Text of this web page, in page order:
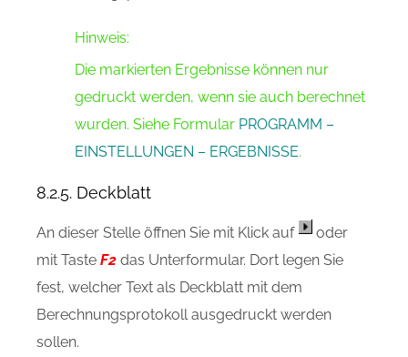
Hinweis:
Die markierten Ergebnisse können nur
gedruckt werden, wenn sie auch berechnet
wurden. Siehe Formular PROGRAMM –
EINSTELLUNGEN – ERGEBNISSE.
8.2.5. Deckblatt
An dieser Stelle öffnen Sie mit Klick auf
oder
mit Taste F2 das Unterformular. Dort legen Sie
fest, welcher Text als Deckblatt mit dem
Berechnungsprotokoll ausgedruckt werden
sollen.